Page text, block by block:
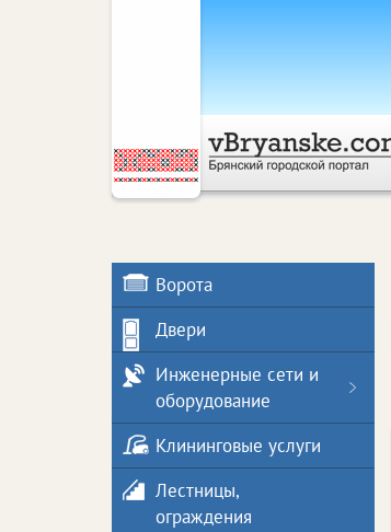
Ворота
Двери
Инженерные сети и
оборудование
Клининговые услуги
Лестницы,
ограждения